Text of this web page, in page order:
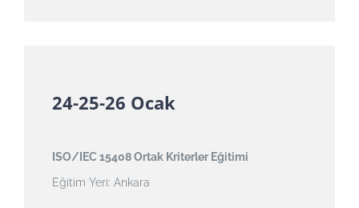
24-25-26 Ocak
ISO/IEC 15408 Ortak Kriterler Eğitimi
Eğitim Yeri: Ankara